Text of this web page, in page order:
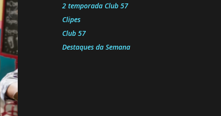
2 temporada Club 57
Clipes
Club 57
Destaques da Semana